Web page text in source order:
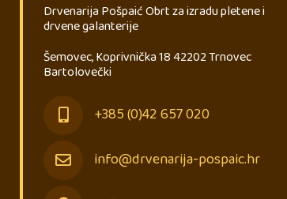
Drvenarija Pošpaić Obrt za izradu pletene i
drvene galanterije
Šemovec, Koprivnička 18 42202 Trnovec
Bartolovečki
+385 (0)42 657 020
info@drvenarija-pospaic.hr